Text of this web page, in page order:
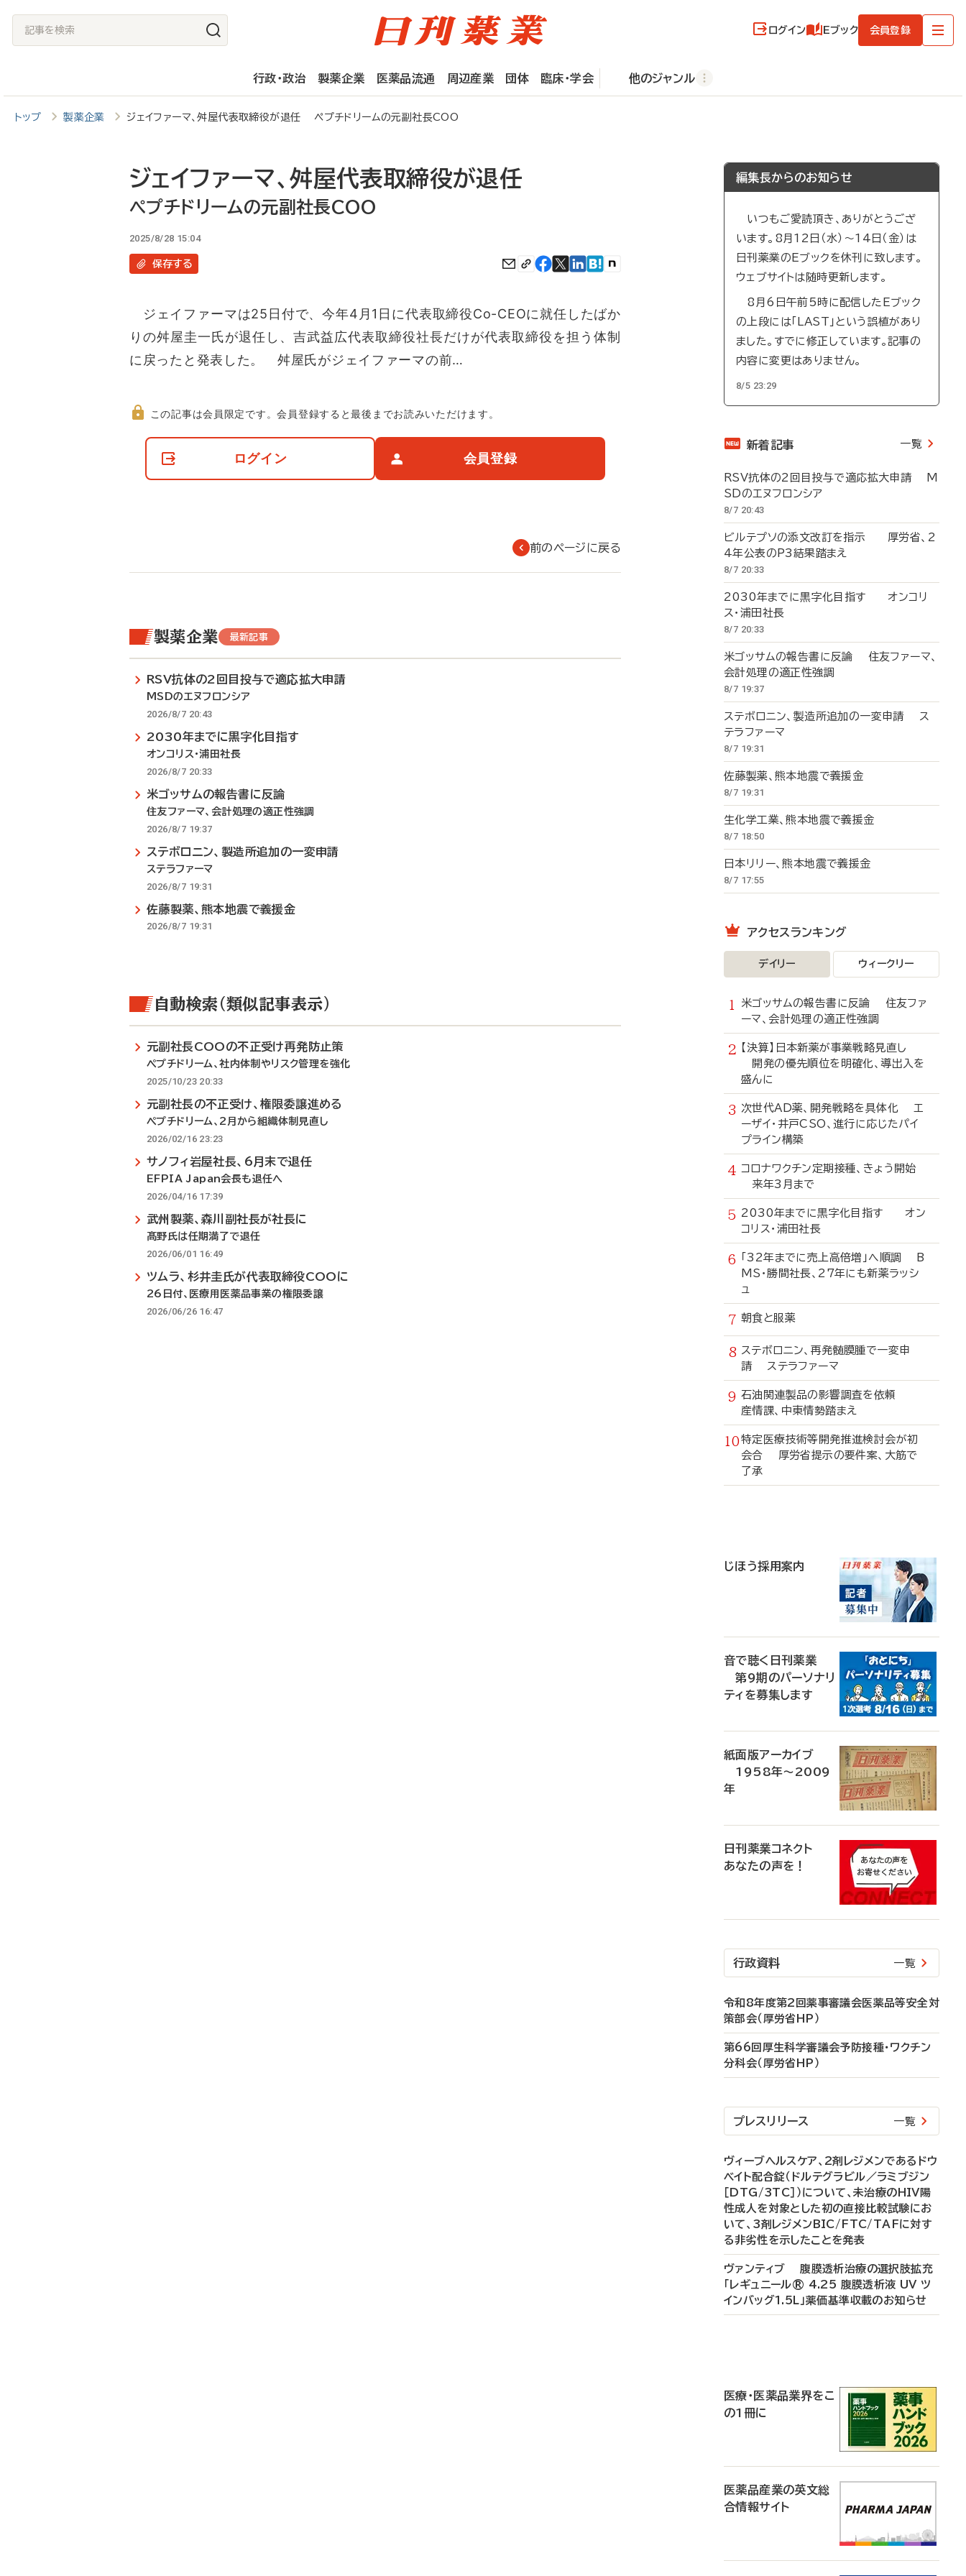
記
事
検
索
ログイン Eブック 会員登録
行政・政治 製薬企業 医薬品流通 周辺産業 団体 臨床・学会 他のジャンル
トップ 製薬企業 ジェイファーマ、舛屋代表取締役が退任 ペプチドリームの元副社長COO
ジェイファーマ、舛屋代表取締役が退任
ペプチドリームの元副社長COO
2025/8/28 15:04
保存する
ジェイファーマは25日付で、今年4月1日に代表取締役Co-CEOに就任したばか
りの舛屋圭一氏が退任し、吉武益広代表取締役社長だけが代表取締役を担う体制
に戻ったと発表した。 舛屋氏がジェイファーマの前…
て
この記事は会員限定です。会員登録すると最後までお読みいただけます。
ログイン 会員登録
前のページに戻る
製薬企業 最新記事
RSV抗体の2回目投与で適応拡大申請
MSDのエヌフロンシア
2026/8/7 20:43
2030年までに黒字化目指す
オンコリス・浦田社長
2026/8/7 20:33
米ゴッサムの報告書に反論
住友ファーマ、会計処理の適正性強調
2026/8/7 19:37
ステボロニン、製造所追加の一変申請
ステラファーマ
2026/8/7 19:31
佐藤製薬、熊本地震で義援金
2026/8/7 19:31
自動検索（類似記事表示）
元副社長COOの不正受け再発防止策
ペプチドリーム、社内体制やリスク管理を強化
2025/10/23 20:33
元副社長の不正受け、権限委譲進める
ペプチドリーム、2月から組織体制見直し
2026/02/16 23:23
サノフィ岩屋社長、6月末で退任
EFPIA Japan会長も退任へ
2026/04/16 17:39
武州製薬、森川副社長が社長に
髙野氏は任期満了で退任
2026/06/01 16:49
ツムラ、杉井圭氏が代表取締役COOに
26日付、医療用医薬品事業の権限委譲
2026/06/26 16:47
編集長からのお知らせ
いつもご愛読頂き、ありがとうござ
います。8月12日（水）～14日（金）は
日刊薬業のEブックを休刊に致します。
ウェブサイトは随時更新します。
8月6日午前5時に配信したEブック
の上段には「LAST」という誤植があり
ました。すでに修正しています。記事の
内容に変更はありません。
8/5 23:29
新着記事 一覧
RSV抗体の2回目投与で適応拡大申請 M
SDのエヌフロンシア
8/7 20:43
ビルテプソの添文改訂を指示 厚労省、2
4年公表のP3結果踏まえ
8/7 20:33
2030年までに黒字化目指す オンコリ
ス・浦田社長
8/7 20:33
米ゴッサムの報告書に反論 住友ファーマ、
会計処理の適正性強調
8/7 19:37
ステボロニン、製造所追加の一変申請 ス
テラファーマ
8/7 19:31
佐藤製薬、熊本地震で義援金
8/7 19:31
生化学工業、熊本地震で義援金
8/7 18:50
日本リリー、熊本地震で義援金
8/7 17:55
アクセスランキング
デイリー ウィークリー
米ゴッサムの報告書に反論 住友ファ
ーマ、会計処理の適正性強調
【決算】日本新薬が事業戦略見直し
開発の優先順位を明確化、導出入を
盛んに
次世代AD薬、開発戦略を具体化 エ
ーザイ・井戸CSO、進行に応じたパイ
プライン構築
コロナワクチン定期接種、きょう開始
来年3月まで
2030年までに黒字化目指す オン
コリス・浦田社長
「32年までに売上高倍増」へ順調 B
MS・勝間社長、27年にも新薬ラッシ
ュ
朝食と服薬
ステボロニン、再発髄膜腫で一変申
請 ステラファーマ
石油関連製品の影響調査を依頼
産情課、中東情勢踏まえ
特定医療技術等開発推進検討会が初
会合 厚労省提示の要件案、大筋で
了承
じほう採用案内
音で聴く日刊薬業
第9期のパーソナリ
ティを募集します
紙面版アーカイブ
1958年～2009
年
日刊薬業コネクト
あなたの声を！
行政資料 一覧
令和8年度第2回薬事審議会医薬品等安全対
策部会（厚労省HP）
第66回厚生科学審議会予防接種・ワクチン
分科会（厚労省HP）
プレスリリース 一覧
ヴィーブヘルスケア、2剤レジメンであるドウ
ベイト配合錠（ドルテグラビル／ラミブジン
［DTG/3TC］）について、未治療のHIV陽
性成人を対象とした初の直接比較試験にお
いて、3剤レジメンBIC/FTC/TAFに対す
る非劣性を示したことを発表
ヴァンティブ 腹膜透析治療の選択肢拡充
「レギュニール® 4.25 腹膜透析液 UV ツ
インバッグ1.5L」薬価基準収載のお知らせ
医療・医薬品業界をこ
の1冊に
医薬品産業の英文総
合情報サイト